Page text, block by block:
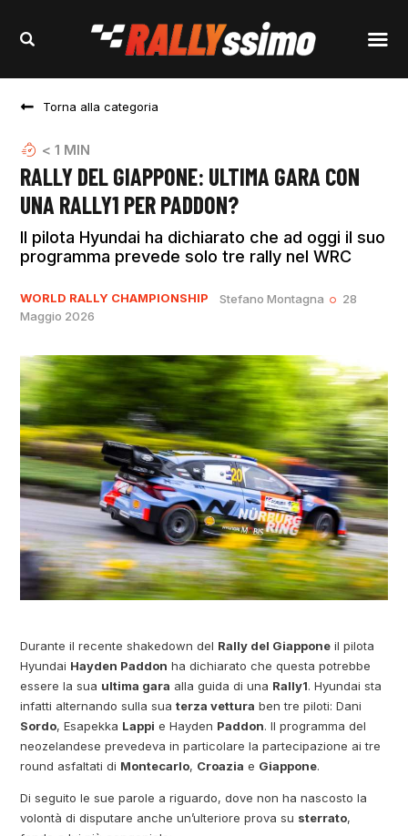
Torna alla categoria
< 1 MIN
RALLY DEL GIAPPONE: ULTIMA GARA CON
UNA RALLY1 PER PADDON?
Il pilota Hyundai ha dichiarato che ad oggi il suo
programma prevede solo tre rally nel WRC
WORLD RALLY CHAMPIONSHIP Stefano Montagna
28
Maggio 2026
Durante il recente shakedown del Rally del Giappone il pilota
Hyundai Hayden Paddon ha dichiarato che questa potrebbe
essere la sua ultima gara alla guida di una Rally1. Hyundai sta
infatti alternando sulla suaterza vettura ben tre piloti: Dani
Sordo, Esapekka Lappi e Hayden Paddon. Il programma del
neozelandese prevedeva in particolare la partecipazione ai tre
round asfaltati di Montecarlo, Croazia e Giappone.
Di seguito le sue parole a riguardo, dove non ha nascosto la
volontà di disputare anche un’ulteriore prova su sterrato,